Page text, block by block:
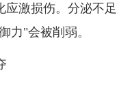
应激损伤。分泌不足
力"会被削弱。